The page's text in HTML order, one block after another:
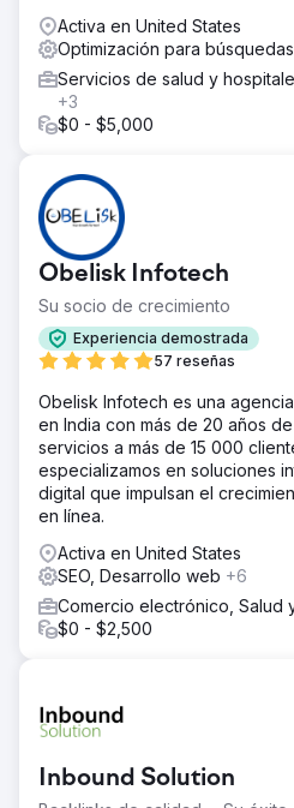
Activa en United States
Optimización para
Servicios de salud y
+3
$0 - $5,000
Obelisk Infotech
Su socio de crecimiento
Experiencia demostrada
57 reseñas
Obelisk Infotech es una
en India con más de 20 años
servicios a más de 15 000
especializamos en soluciones
digital que impulsan el
en línea.
Activa en United States
SEO, Desarrollo web +6
Comercio electrónico, Salud
$0 - $2,500
Inbound Solution